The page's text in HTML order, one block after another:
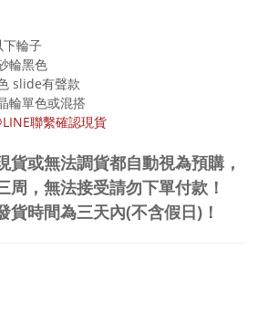
下輪子
輪黑色
slide有聲款
輪單色或混搭
聯繫確認現貨
或無法調貨都自動視為預購，
周，無法接受請勿下單付款！
時間為三天內(不含假日)！